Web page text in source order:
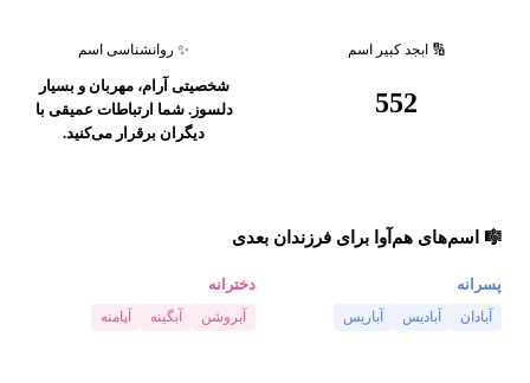
🔢 ابجد کبیر اسم
552
✨ روانشناسی اسم
شخصیتی آرام، مهربان و بسیار
دلسوز. شما ارتباطات عمیقی با
دیگران برقرار می‌کنید.
🎼 اسم‌های هم‌آوا برای فرزندان بعدی
پسرانه
آبادان آبادیس آباریس
دخترانه
آبروشن آبگینه آپامنه